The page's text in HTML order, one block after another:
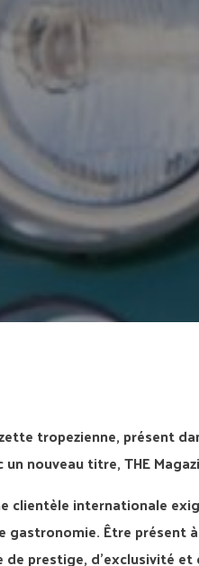
tropezienne, présent
nouveau titre, THE
clientèle internationale
Être présent
prestige, d’exclusivité et